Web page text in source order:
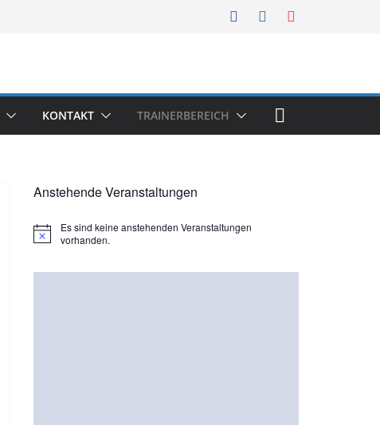
KONTAKT TRAINERBEREICH
Anstehende Veranstaltungen
H
Es sind keine anstehenden Veranstaltungen
vorhanden.